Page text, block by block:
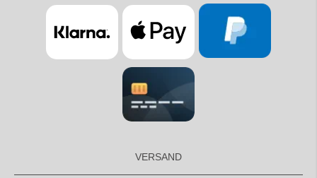
VERSAND